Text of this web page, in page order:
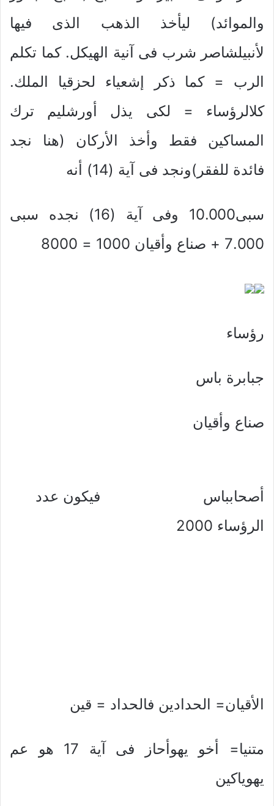
والموائد) ليأخذ الذهب الذى فيها
لأنبيلشاصر شرب فى آنية الهيكل. كما تكلم
الرب = كما ذكر إشعياء لحزقيا الملك.
كلالرؤساء = لكى يذل أورشليم ترك
المساكين فقط وأخذ الأركان (هنا نجد
فائدة للفقر)ونجد فى آية (14) أنه
سبى10.000 وفى آية (16) نجده سبى
7.000 + صناع وأقيان 1000 = 8000
رؤساء
جبابرة باس
صناع وأقيان
أصحابباس فيكون عدد
الرؤساء 2000
الأقيان= الحدادين فالحداد = قين
متنيا= أخو يهوأحاز فى آية 17 هو عم
يهوياكين